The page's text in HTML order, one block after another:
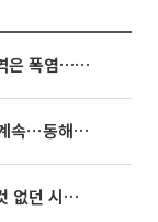
동해안은 시간당 80㎜ 폭우, 그 외 지역은 폭염…‘극과 극 날씨’
[내일 날씨] 폭염 한풀 꺾여도 무더위 계속⋯동해안 이틀 연속 비
임영웅, 어느덧 데뷔 10주년⋯"가진 것 없던 시절, 내 앞엔 20명의 팬뿐"